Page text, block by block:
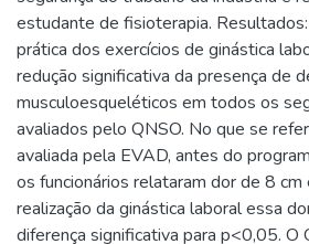
estudante de fisioterapia.
prática dos exercícios de ginástica
redução significativa da presença de
musculoesqueléticos em todos os
avaliados pelo QNSO. No que se
avaliada pela EVAD, antes do
os funcionários relataram dor de 8
realização da ginástica laboral essa
diferença significativa para p<0,05. O